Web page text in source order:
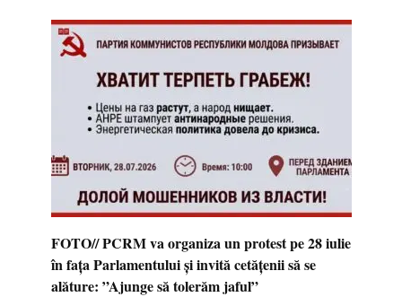
FOTO// PCRM va organiza un protest pe 28 iulie
în fața Parlamentului și invită cetățenii să se
alăture: ”Ajunge să tolerăm jaful”